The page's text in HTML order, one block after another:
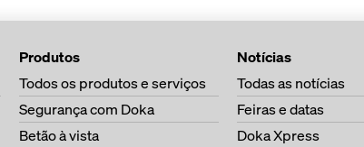
Produtos
Todos os produtos e serviços
Segurança com Doka
Betão à vista
Notícias
Todas as notícias
Feiras e datas
Doka Xpress